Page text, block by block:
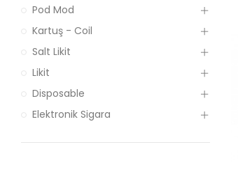
Pod Mod
Kartuş - Coil
Salt Likit
Likit
Disposable
Elektronik Sigara